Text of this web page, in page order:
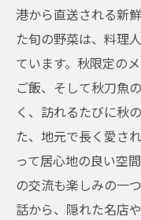
港から直送される新
た旬の野菜は、料理
ています。秋限定の
ご飯、そして秋刀魚
く、訪れるたびに秋
た、地元で長く愛さ
って居心地の良い空
の交流も楽しみの一
話から、隠れた名店